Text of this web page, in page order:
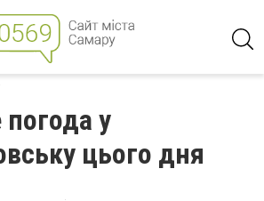
у
цього дня